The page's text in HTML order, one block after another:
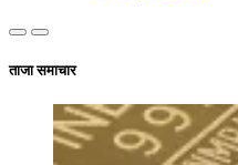
ताजा समाचार